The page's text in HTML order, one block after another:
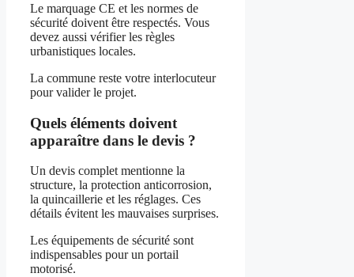
Le marquage CE et les normes de
sécurité doivent être respectés. Vous
devez aussi vérifier les règles
urbanistiques locales.
La commune reste votre interlocuteur
pour valider le projet.
Quels éléments doivent
apparaître dans le devis ?
Un devis complet mentionne la
structure, la protection anticorrosion,
la quincaillerie et les réglages. Ces
détails évitent les mauvaises surprises.
Les équipements de sécurité sont
indispensables pour un portail
motorisé.